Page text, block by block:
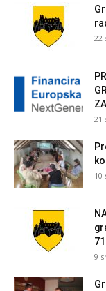
22
21
10
9